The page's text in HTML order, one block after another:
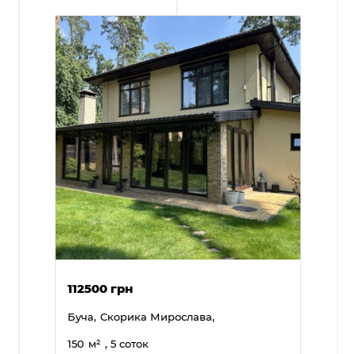
112500 грн
Буча, Скорика Мирослава,
150 м² , 5 соток